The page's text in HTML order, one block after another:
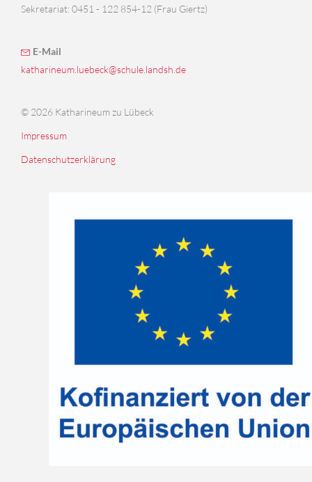
Sekretariat: 0451 - 122 854-12 (Frau Giertz)
E-Mail
katharineum.luebeck@schule.landsh.de
© 2026 Katharineum zu Lübeck
Impressum
Datenschutzerklärung